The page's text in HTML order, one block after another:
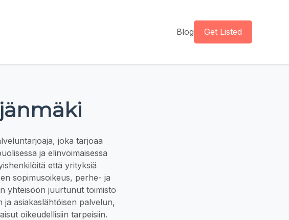
Blog Get Listed
joka tarjoaa
ja elinvoimaisessa
että yrityksiä
sopimusoikeus, perhe- ja
yhteisöön juurtunut toimisto
ja asiakaslähtöisen palvelun,
oikeudellisiin tarpeisiin.